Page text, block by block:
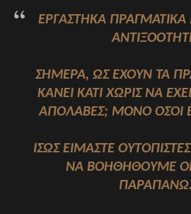
ΕΡΓΆΣΤΗΚΑ ΠΡΑΓΜΑΤΙΚΆ
ΣΉΜΕΡΑ, ΩΣ ΈΧΟΥΝ ΤΑ
ΚΆΝΕΙ ΚΆΤΙ ΧΩΡΊΣ ΝΑ
ΑΠΟΛΑΒΈΣ; ΜΌΝΟ ΌΣΟΙ
ΊΣΩΣ ΕΊΜΑΣΤΕ
Α ΒΟΗΘΗΘΟΎΜΕ
ΑΡΑΠΆΝΩ…